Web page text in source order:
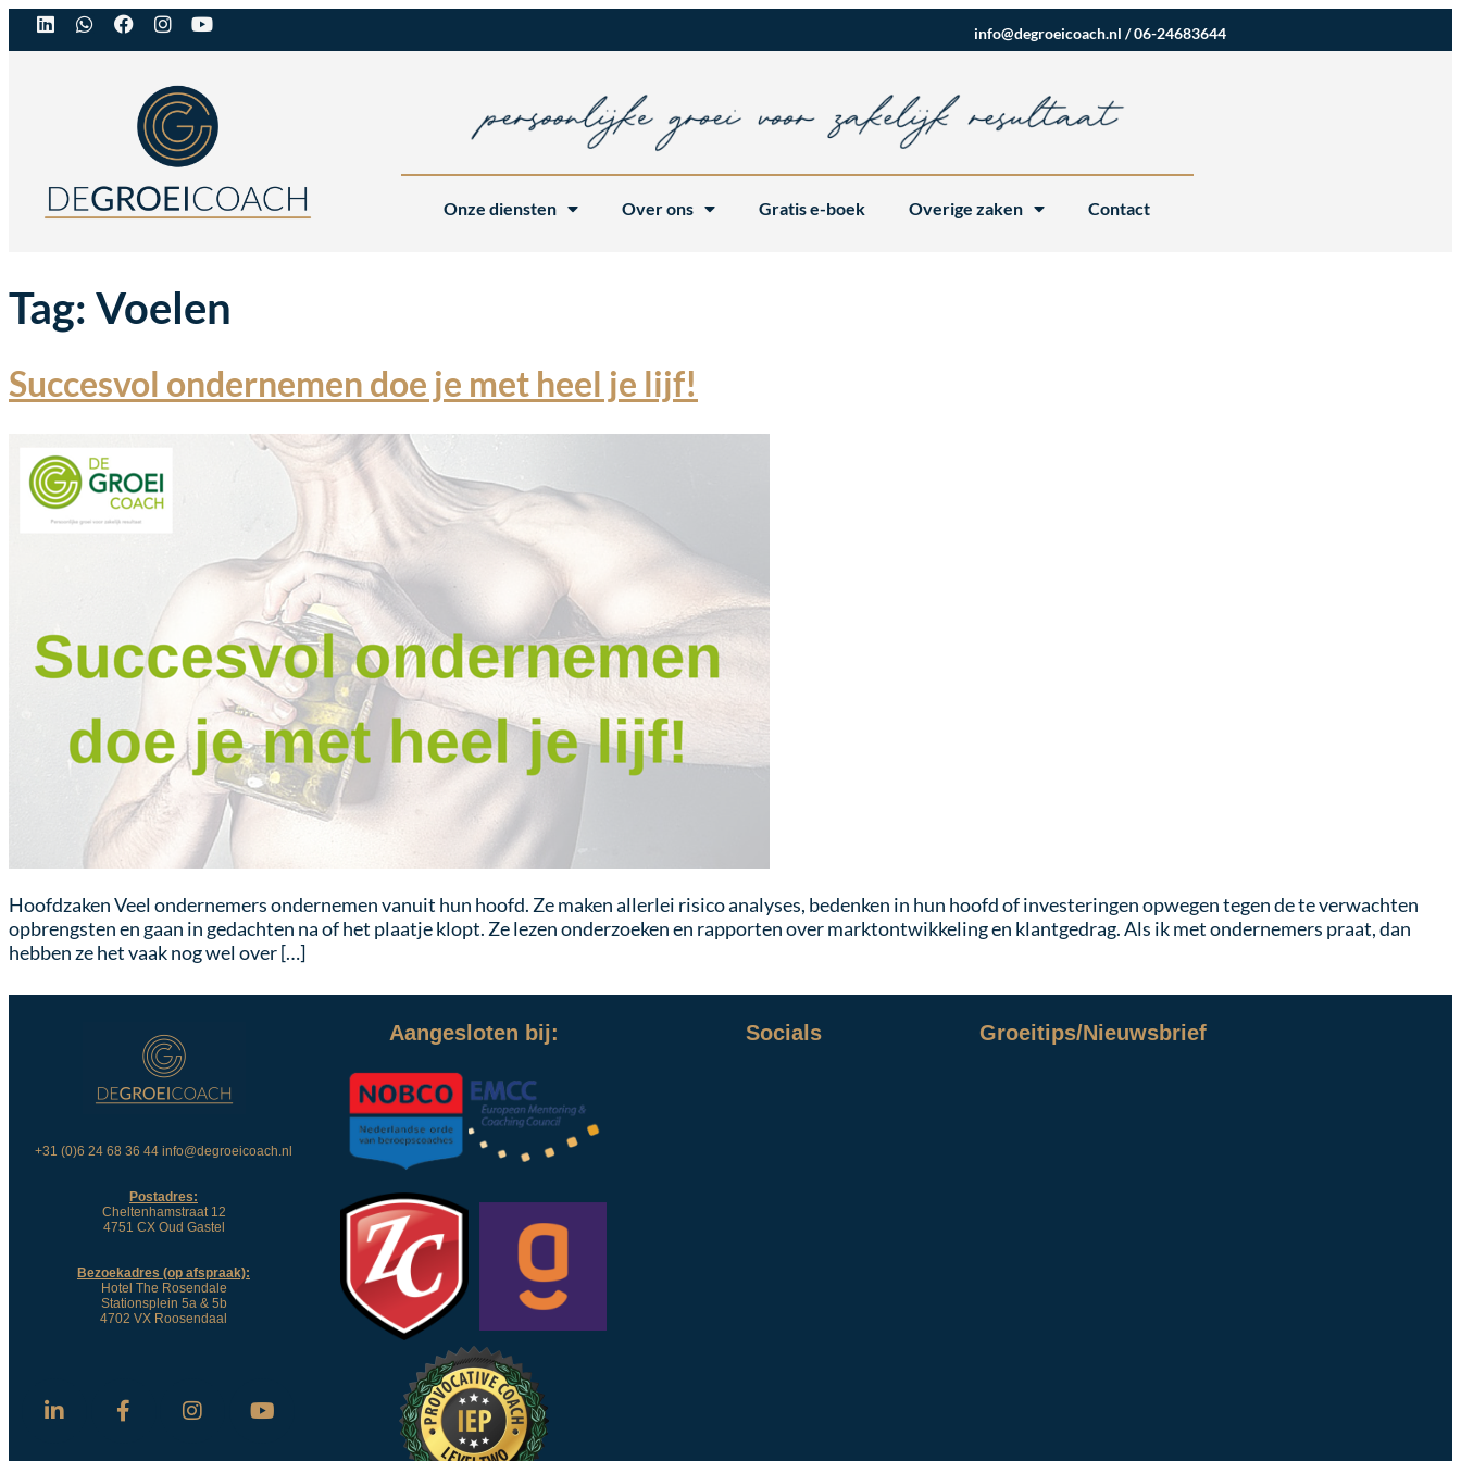
info@degroeicoach.nl /06-24683644
Onze diensten Over ons Gratis e-boek Overige zaken Contact
Tag: Voelen
Succesvol ondernemen doe je met heel je lijf!
Hoofdzaken Veel ondernemers ondernemen vanuit hun hoofd. Ze maken allerlei risico analyses, bedenken in hun hoofd of investeringen opwegen tegen de te verwachten
opbrengsten en gaan in gedachten na of het plaatje klopt. Ze lezen onderzoeken en rapporten over marktontwikkeling en klantgedrag. Als ik met ondernemers praat, dan
hebben ze het vaak nog wel over […]
+31 (0)6 24 68 36 44 info@degroeicoach.nl
Postadres:
Cheltenhamstraat 12
4751 CX Oud Gastel
Bezoekadres (op afspraak):
Hotel The Rosendale
Stationsplein 5a & 5b
4702 VX Roosendaal
Aangesloten bij: Socials Groeitips/Nieuwsbrief